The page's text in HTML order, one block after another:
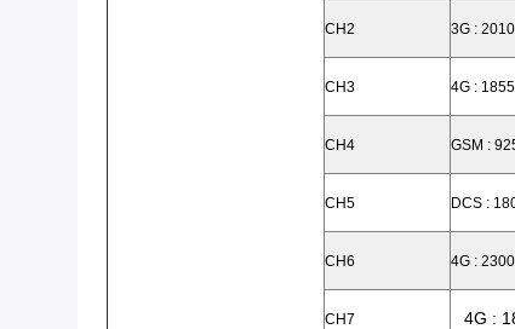
CH2 3G :
CH3 4G :
CH4 GSM :
CH5 DCS :
CH6 4G :
CH7 4G :